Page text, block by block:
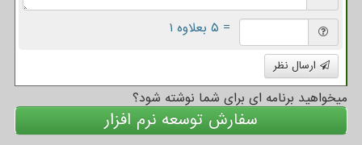
= ۵ بعلاوه ۱
ارسال نظر
میخواهید برنامه ای برای شما نوشته شود؟
سفارش توسعه نرم افزار